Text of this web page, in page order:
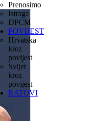
Prenosimo
Istraga
DPCM
POVIJEST
Hrvatska
kroz
povijest
Svijet
kroz
povijest
RATOVI